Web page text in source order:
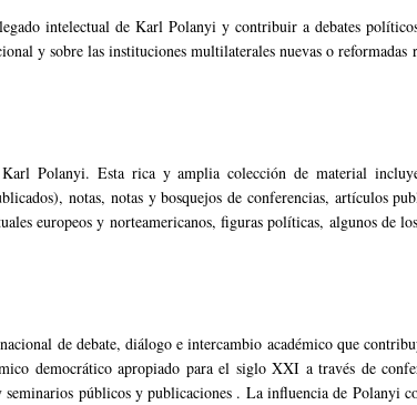
intelectual de Karl Polanyi y contribuir a debates
y sobre las instituciones multilaterales nuevas o reformadas
Polanyi. Esta rica y amplia colección de material
notas, notas y bosquejos de conferencias, artículos
europeos y norteamericanos, figuras políticas, algunos de
de debate, diálogo e intercambio académico que
democrático apropiado para el siglo XXI a través de
públicos y publicaciones . La influencia de Polanyi